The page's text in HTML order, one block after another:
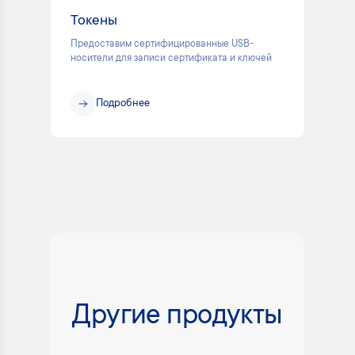
Токены
Предоставим сертифицированные USB-
носители для записи сертификата и ключей
Подробнее
Другие продукты